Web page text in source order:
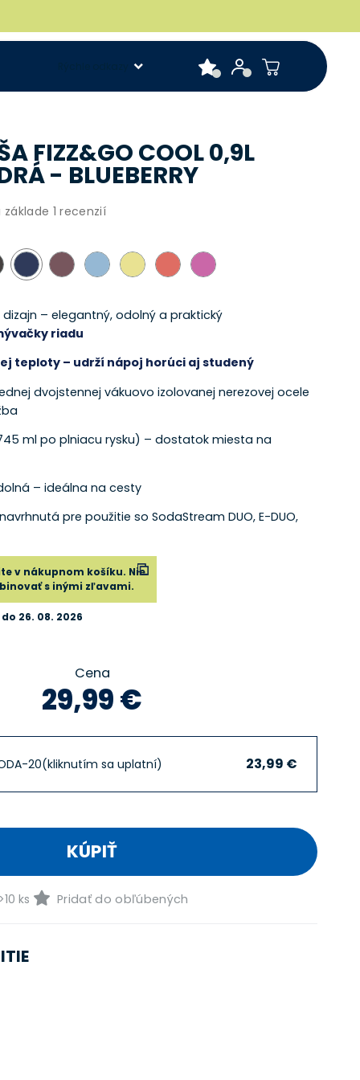
FIZZ&GO COOL 0,9L
- BLUEBERRY
základe 1 recenzií
dizajn – elegantný, odolný a praktický
riadu
teploty – udrží nápoj horúci aj studený
dvojstennej vákuovo izolovanej nerezovej ocele
ml po plniacu rysku) – dostatok miesta na
– ideálna na cesty
pre použitie so SodaStream DUO, E-DUO,
v nákupnom košíku. Nie
s inými zľavami.
26. 08. 2026
Cena
29,99 €
20(kliknutím sa uplatní) 23,99 €
KÚPIŤ
ks Pridať do obľúbených